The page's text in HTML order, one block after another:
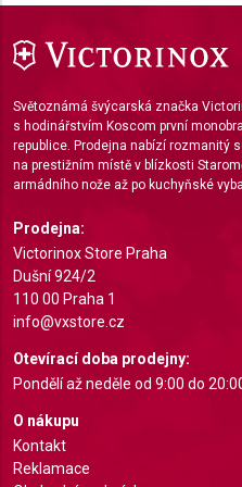
Světoznámá švýcarská značka
s hodinářstvím Koscom první
republice. Prodejna nabízí rozmanitý
na prestižním místě v blízkosti
armádního nože až po kuchyňské
Prodejna:
Victorinox Store Praha
Dušní 924/2
110 00 Praha 1
info@vxstore.cz
Otevírací doba prodejny:
Pondělí až neděle od 9:00 do
O nákupu
Kontakt
Reklamace